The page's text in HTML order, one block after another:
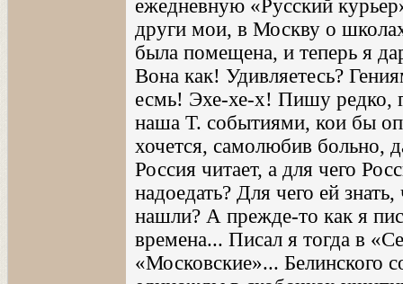
ежедневную «Русский
други мои, в Москву о
была помещена, и теперь я
Вона как! Удивляетесь?
есмь! Эхе-хе-х! Пишу редко,
наша Т. событиями, кои бы
хочется, самолюбив больно,
Россия читает, а для чего
надоедать? Для чего ей
нашли? А прежде-то как я
времена... Писал я тогда в
«Московские»... Белинского